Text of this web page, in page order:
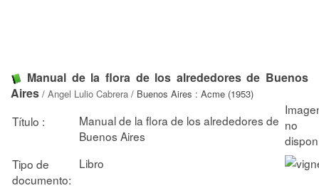
Manual de la flora de los alrededores de Buenos
Aires / Angel Lulio Cabrera / Buenos Aires : Acme (1953)
Título :
Manual de la flora de los alrededores de
Buenos Aires
Tipo de
documento:
Libro